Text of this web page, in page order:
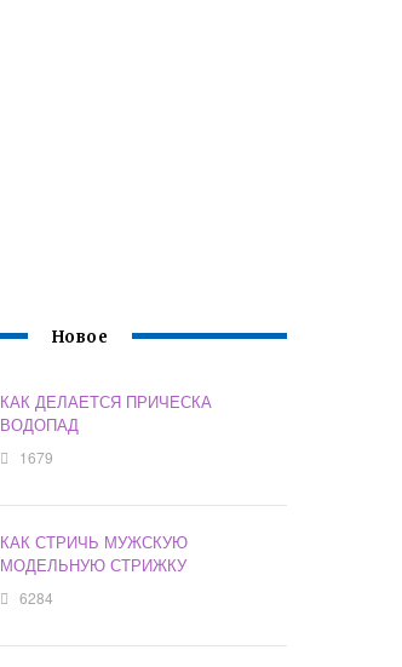
Новое
КАК ДЕЛАЕТСЯ ПРИЧЕСКА
ВОДОПАД
1679
КАК СТРИЧЬ МУЖСКУЮ
МОДЕЛЬНУЮ СТРИЖКУ
6284